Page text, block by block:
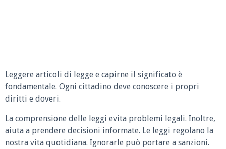
Leggere articoli di legge e capirne il significato è
fondamentale. Ogni cittadino deve conoscere i propri
diritti e doveri.
La comprensione delle leggi evita problemi legali. Inoltre,
aiuta a prendere decisioni informate. Le leggi regolano la
nostra vita quotidiana. Ignorarle può portare a sanzioni.